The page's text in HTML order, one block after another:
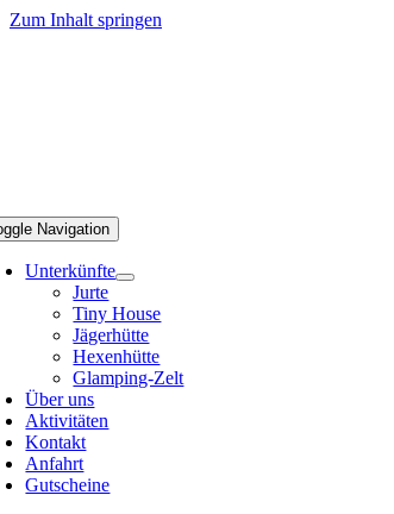
Zum Inhalt springen
Navigation
Unterkünfte
Jurte
Tiny House
Jägerhütte
Hexenhütte
Glamping-Zelt
Über uns
Aktivitäten
Kontakt
Anfahrt
Gutscheine